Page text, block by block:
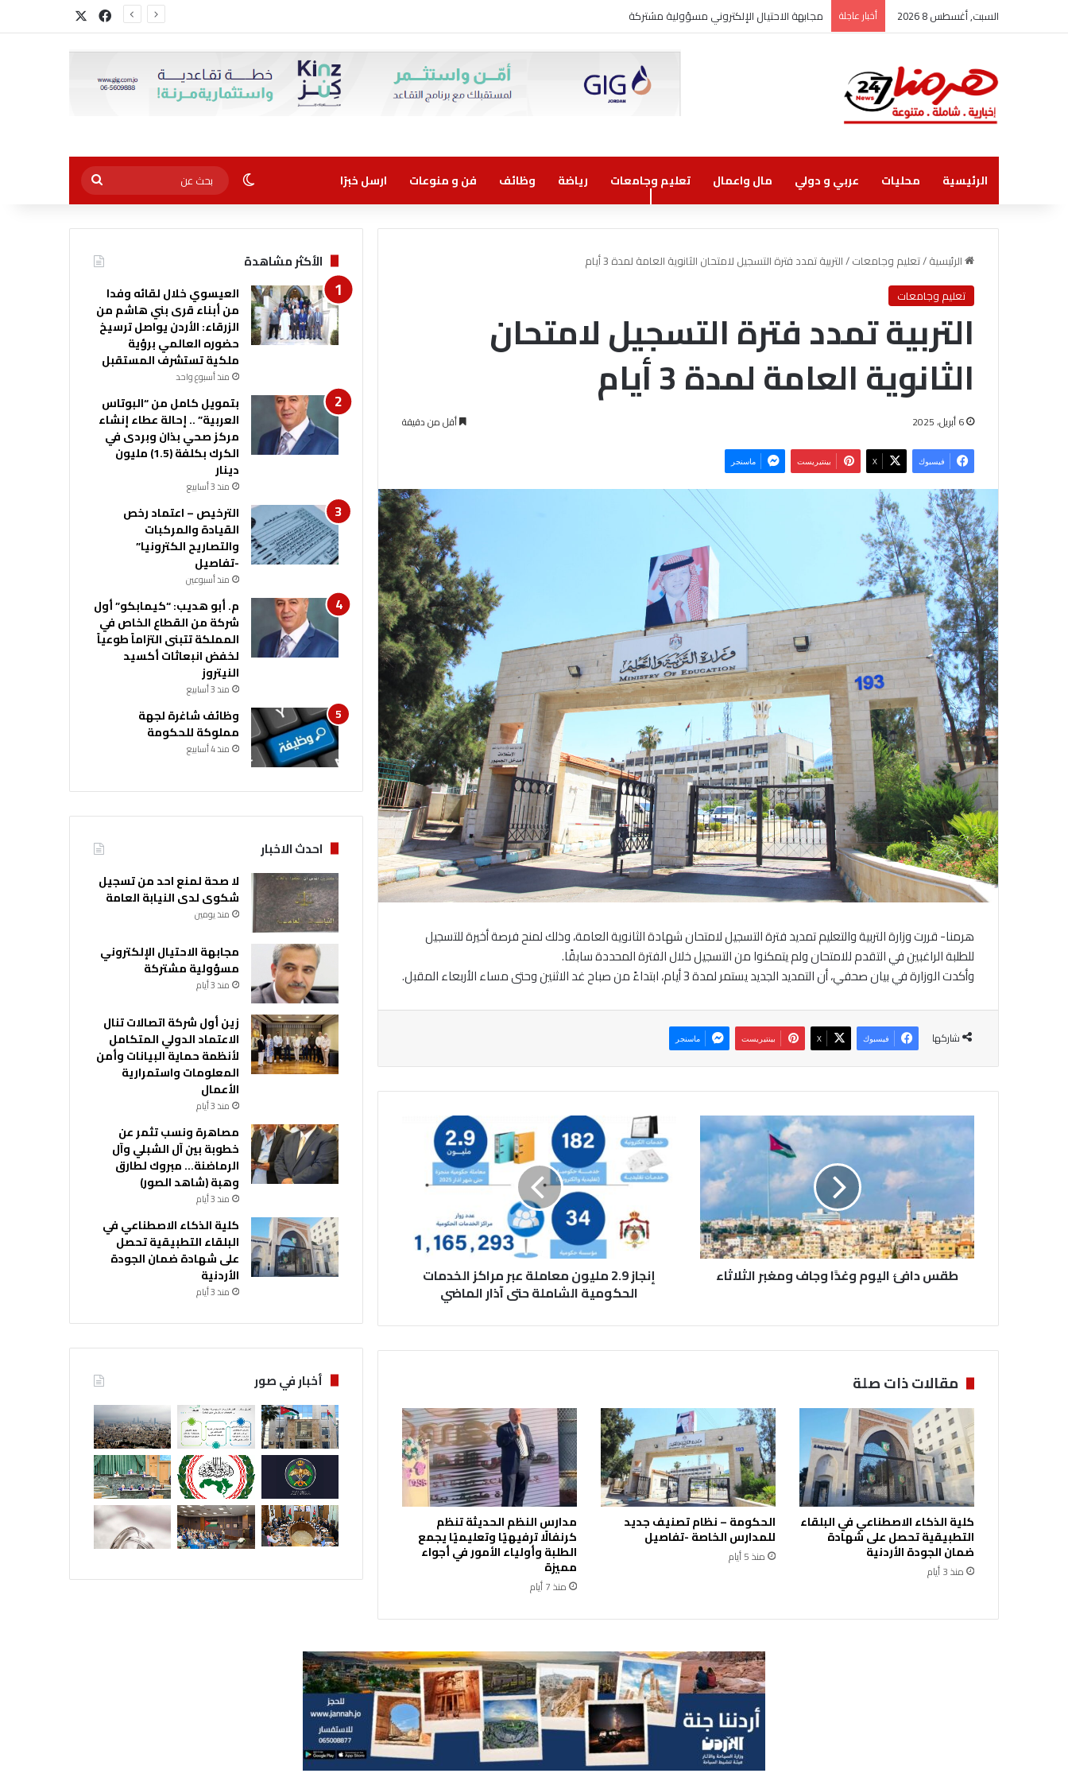
السبت, أغسطس 8 2026 أخبار عاجلة زين أول شركة اتصالات تنال الاعتماد الدولي المتكامل لأنظمة حماية البيانات وأمن المعلومات واستمرارية الأعمال فيسبوك
الرئيسية محليات عربي و دولي مال واعمال تعليم وجامعات رياضة وظائف فن و منوعات ارسل خبرًا الوضع المظلم
بحث
عن
الرئيسية/تعليم وجامعات/التربية تمدد فترة التسجيل لامتحان الثانوية العامة لمدة 3 أيام
تعليم وجامعات
التربية تمدد فترة التسجيل لامتحان
الثانوية العامة لمدة 3 أيام
6 أبريل، 2025 أقل من دقيقة
فيسبوك ‫X بينتيريست ماسنجر
هرمنا- قررت وزارة التربية والتعليم تمديد فترة التسجيل لامتحان شهادة الثانوية العامة، وذلك لمنح فرصة أخيرة للتسجيل
للطلبة الراغبين في التقدم للامتحان ولم يتمكنوا من التسجيل خلال الفترة المحددة سابقًا.
وأكدت الوزارة في بيان صحفي، أن التمديد الجديد يستمر لمدة 3 أيام، ابتداءً من صباح غد الاثنين وحتى مساء الأربعاء المقبل.
شاركها فيسبوك ‫X بينتيريست ماسنجر
ط
ق
س
د
ئ
ا
ل
و
دً
ا
و
ج
ا
ف
و
م
غ
ب
ر
ا
ل
ث
ث
طقس دافئ اليوم وغدًا وجاف ومغبر الثلاثاء
ن
ع
ل
ع
ب
ر
م
ر
ا
ك
د
ا
ت
ا
ل
ح
م
إنجاز 2.9 مليون معاملة عبر مراكز الخدمات
الحكومية الشاملة حتى آذار الماضي
مقالات ذات صلة
كلية الذكاء الاصطناعي في البلقاء
التطبيقية تحصل على شهادة
ضمان الجودة الأردنية
منذ 3 أيام
الحكومة – نظام تصنيف جديد
للمدارس الخاصة -تفاصيل
منذ 5 أيام
مدارس النظم الحديثة تنظم
كرنفالًا ترفيهيًا وتعليميًا يجمع
الطلبة وأولياء الأمور في أجواء
مميزة
منذ 7 أيام
الأكثر مشاهدة
العيسوي خلال لقائه وفدا
من أبناء قرى بني هاشم من
الزرقاء: الأردن يواصل ترسيخ
حضوره العالمي برؤية
ملكية تستشرف المستقبل
منذ أسبوع واحد
بتمويل كامل من “البوتاس
العربية” .. إحالة عطاء إنشاء
مركز صحي بذان وبردى في
الكرك بكلفة (1.5) مليون
دينار
منذ 3 أسابيع
الترخيص – اعتماد رخص
القيادة والمركبات
والتصاريح الكترونيا”
-تفاصيل
منذ أسبوعين
م. أبو هديب: “كيمابكو” أول
شركة من القطاع الخاص في
المملكة تتبنى التزاماً طوعياً
لخفض انبعاثات أكسيد
النيتروز
منذ 3 أسابيع
وظائف شاغرة لجهة
مملوكة للحكومة
منذ 4 أسابيع
احدث الاخبار
لا صحة لمنع احد من تسجيل
شكوى لدى النيابة العامة
منذ يومين
مجابهة الاحتيال الإلكتروني
مسؤولية مشتركة
منذ 3 أيام
زين أول شركة اتصالات تنال
الاعتماد الدولي المتكامل
لأنظمة حماية البيانات وأمن
المعلومات واستمرارية
الأعمال
منذ 3 أيام
مصاهرة ونسب تثمر عن
خطوبة بين آل الشبلي وآل
الرماضنة… مبروك لطارق
وهبة (شاهد الصور)
منذ 3 أيام
كلية الذكاء الاصطناعي في
البلقاء التطبيقية تحصل
على شهادة ضمان الجودة
الأردنية
منذ 3 أيام
أخبار في صور